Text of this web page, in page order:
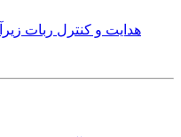
هدايت و كنترل ربات